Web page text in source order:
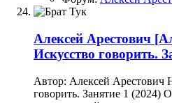
Алексей Арестович
Искусство говорить.
Автор: Алексей Арестович
говорить. Занятие 1 (2024)